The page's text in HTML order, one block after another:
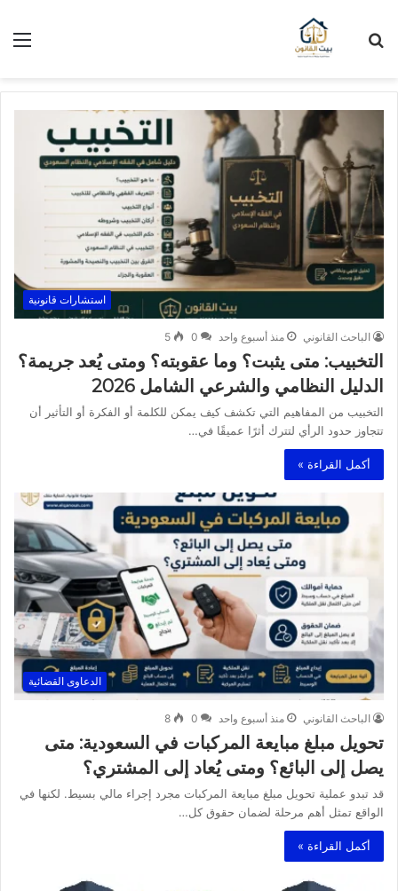
استشارات قانونية
الباحث القانوني منذ أسبوع واحد 0
5
التخبيب: متى يثبت؟ وما عقوبته؟ ومتى يُعد جريمة؟
الدليل النظامي والشرعي الشامل 2026
التخبيب من المفاهيم التي تكشف كيف يمكن للكلمة أو الفكرة أو التأثير أن
تتجاوز حدود الرأي لتترك أثرًا عميقًا في…
أكمل القراءة »
الدعاوى القضائية
الباحث القانوني منذ أسبوع واحد 0
8
تحويل مبلغ مبايعة المركبات في السعودية: متى
يصل إلى البائع؟ ومتى يُعاد إلى المشتري؟
قد تبدو عملية تحويل مبلغ مبايعة المركبات مجرد إجراء مالي بسيط. لكنها في
الواقع تمثل أهم مرحلة لضمان حقوق كل…
أكمل القراءة »